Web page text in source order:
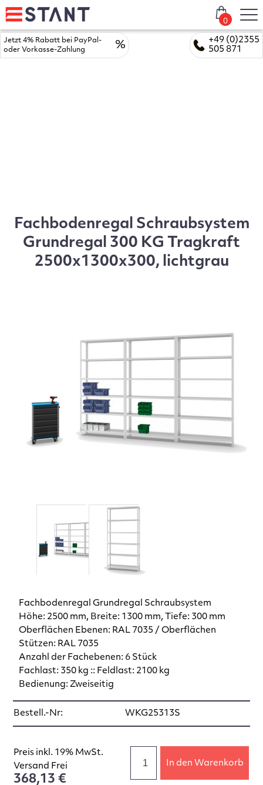
+49 (0)2355
505 871
Jetzt 4% Rabatt bei PayPal-
oder Vorkasse-Zahlung
%
0
Fachbodenregal Schraubsystem
Grundregal 300 KG Tragkraft
2500x1300x300, lichtgrau
Fachbodenregal Grundregal Schraubsystem
Höhe: 2500 mm, Breite: 1300 mm, Tiefe: 300 mm
Oberflächen Ebenen: RAL 7035 / Oberflächen
Stützen: RAL 7035
Anzahl der Fachebenen: 6 Stück
Fachlast: 350 kg :: Feldlast: 2100 kg
Bedienung: Zweiseitig
Bestell.-Nr: WKG25313S
Preis inkl. 19% MwSt.
Versand Frei
368,13 €
In den Warenkorb